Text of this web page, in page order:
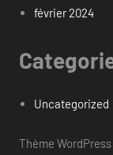
février 2024
Uncategorized
Thème